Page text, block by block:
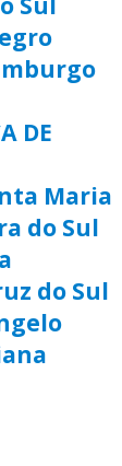
DE
Maria
do Sul
do Sul